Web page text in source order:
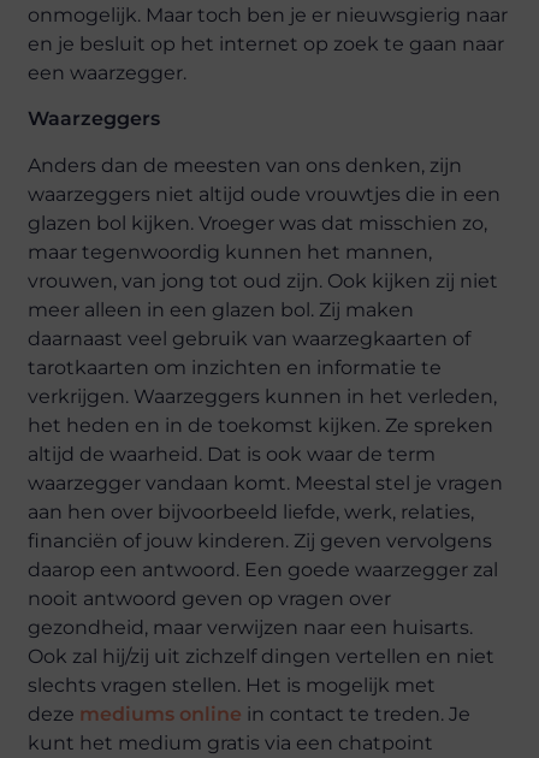
onmogelijk. Maar toch ben je er nieuwsgierig naar
en je besluit op het internet op zoek te gaan naar
een waarzegger.
Waarzeggers
Anders dan de meesten van ons denken, zijn
waarzeggers niet altijd oude vrouwtjes die in een
glazen bol kijken. Vroeger was dat misschien zo,
maar tegenwoordig kunnen het mannen,
vrouwen, van jong tot oud zijn. Ook kijken zij niet
meer alleen in een glazen bol. Zij maken
daarnaast veel gebruik van waarzegkaarten of
tarotkaarten om inzichten en informatie te
verkrijgen. Waarzeggers kunnen in het verleden,
het heden en in de toekomst kijken. Ze spreken
altijd de waarheid. Dat is ook waar de term
waarzegger vandaan komt. Meestal stel je vragen
aan hen over bijvoorbeeld liefde, werk, relaties,
financiën of jouw kinderen. Zij geven vervolgens
daarop een antwoord. Een goede waarzegger zal
nooit antwoord geven op vragen over
gezondheid, maar verwijzen naar een huisarts.
Ook zal hij/zij uit zichzelf dingen vertellen en niet
slechts vragen stellen. Het is mogelijk met
deze mediums online in contact te treden. Je
kunt het medium gratis via een chatpoint